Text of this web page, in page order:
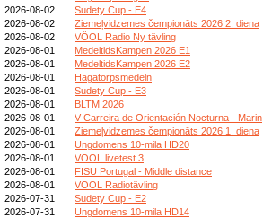
2026-08-02
Sudety Cup - E4
2026-08-02
Ziemeļvidzemes čempionāts 2026 2. diena
2026-08-02
VÖOL Radio Ny tävling
2026-08-01
MedeltidsKampen 2026 E1
2026-08-01
MedeltidsKampen 2026 E2
2026-08-01
Hagatorpsmedeln
2026-08-01
Sudety Cup - E3
2026-08-01
BLTM 2026
2026-08-01
V Carreira de Orientación Nocturna - Marin
2026-08-01
Ziemeļvidzemes čempionāts 2026 1. diena
2026-08-01
Ungdomens 10-mila HD20
2026-08-01
VOOL livetest 3
2026-08-01
FISU Portugal - Middle distance
2026-08-01
VOOL Radiotävling
2026-07-31
Sudety Cup - E2
2026-07-31
Ungdomens 10-mila HD14